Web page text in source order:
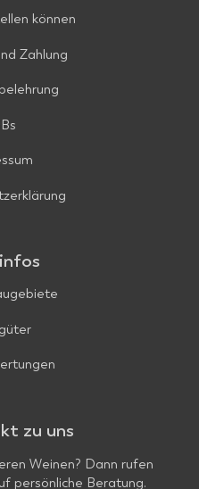
können
Zahlung
zu uns
Weinen? Dann rufen
persönliche Beratung.